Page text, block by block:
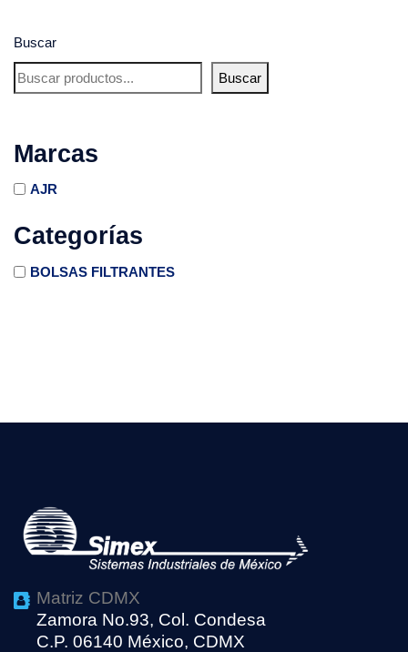
Buscar
Buscar
Marcas
AJR
Categorías
BOLSAS FILTRANTES
Matriz CDMX
Zamora No.93, Col. Condesa
C.P. 06140 México, CDMX